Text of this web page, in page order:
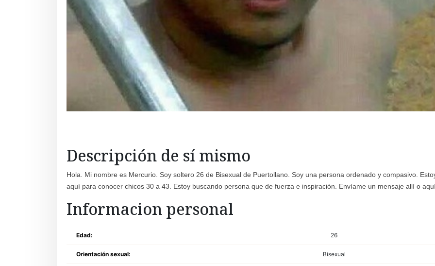
Descripción de sí mismo
Hola. Mi nombre es Mercurio. Soy soltero 26 de Bisexual de Puertollano. Soy una persona ordenado y compasivo.
aquí para conocer chicos 30 a 43. Estoy buscando persona que de fuerza e inspiración. Envíame un mensaje allí o
Informacion personal
Edad: 26
Orientación sexual: Bisexual